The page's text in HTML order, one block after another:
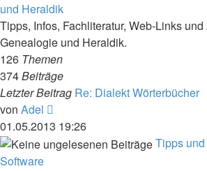
und Heraldik
Tipps, Infos, Fachliteratur, Web-Links
Genealogie und Heraldik.
126 Themen
374Beiträge
Letzter Beitrag Re: Dialekt Wörterbücher
von Adel
Beitrag
01.05.2013 19:26
Tipps
Software